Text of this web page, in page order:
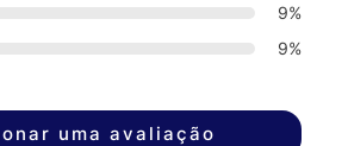
9%
9%
uma avaliação